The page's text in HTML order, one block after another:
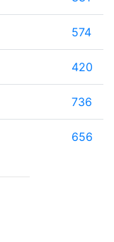
574
420
736
656